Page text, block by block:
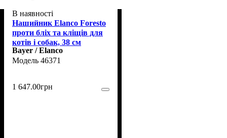
В наявності
Нашийник Elanco Foresto
проти бліх та кліщів для
котів і собак, 38 см
Bayer / Elanco
46371
1 647.00грн